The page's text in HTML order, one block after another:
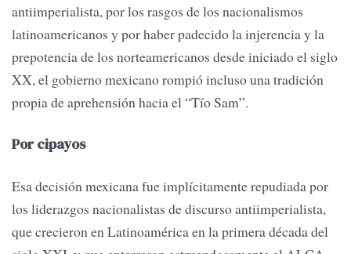
antiimperialista, por los rasgos de los nacionalismos
latinoamericanos y por haber padecido la injerencia y la
prepotencia de los norteamericanos desde iniciado el siglo
XX, el gobierno mexicano rompió incluso una tradición
propia de aprehensión hacia el “Tío Sam”.
Por cipayos
Esa decisión mexicana fue implícitamente repudiada por
los liderazgos nacionalistas de discurso antiimperialista,
que crecieron en Latinoamérica en la primera década del